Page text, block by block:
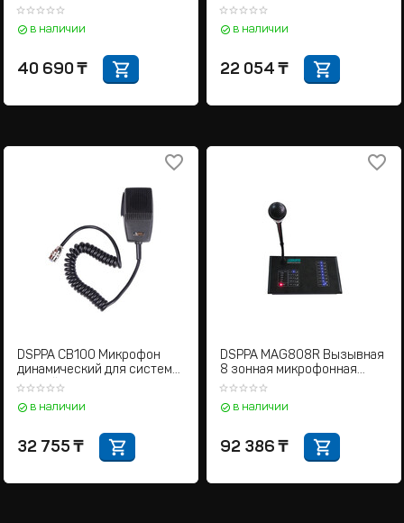
в наличии
40 690 ₸
WL311W
в наличии
22 054 ₸
DSPPA CB100 Микрофон
динамический для системы
аварийно-речевого
в наличии
32 755 ₸
DSPPA MAG808R Вызывная
8 зонная микрофонная
станция
в наличии
92 386 ₸